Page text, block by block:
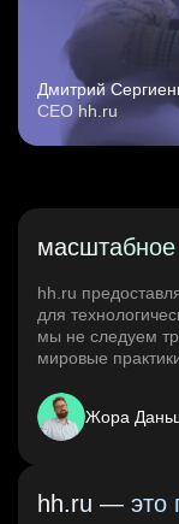
Дмитрий
CEO hh.ru
hh.ru
для
мы не следуем
мировые
Жора
hh.ru — это